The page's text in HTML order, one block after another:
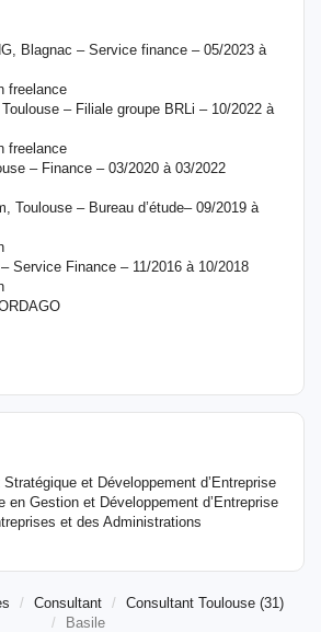
Blagnac – Service finance – 05/2023 à
freelance
– Filiale groupe BRLi – 10/2022 à
freelance
– Finance – 03/2020 à 03/2022
Toulouse – Bureau d’étude– 09/2019 à
Service Finance – 11/2016 à 10/2018
et Développement d’Entreprise
en Gestion et Développement d’Entreprise
et des Administrations
Consultant
Consultant Toulouse (31)
Basile